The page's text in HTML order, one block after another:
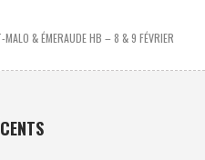
& ÉMERAUDE HB – 8 & 9 FÉVRIER